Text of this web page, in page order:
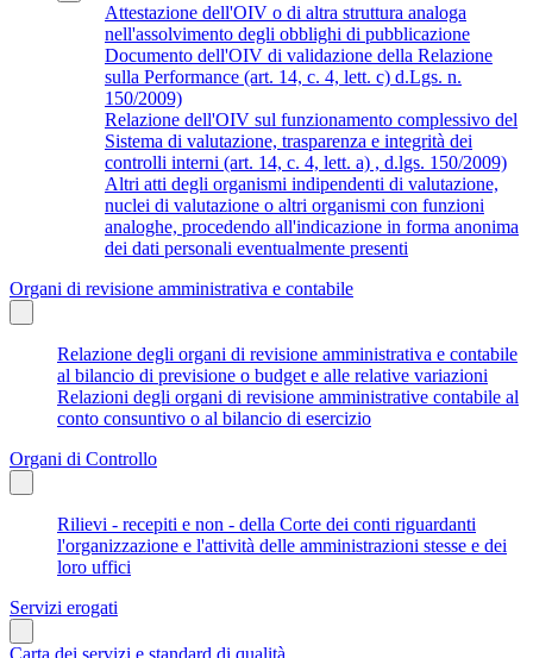
Attestazione dell'OIV o di altra struttura analoga
nell'assolvimento degli obblighi di pubblicazione
Documento dell'OIV di validazione della Relazione
sulla Performance (art. 14, c. 4, lett. c) d.Lgs. n.
150/2009)
Relazione dell'OIV sul funzionamento complessivo del
Sistema di valutazione, trasparenza e integrità dei
controlli interni (art. 14, c. 4, lett. a) , d.lgs. 150/2009)
Altri atti degli organismi indipendenti di valutazione,
nuclei di valutazione o altri organismi con funzioni
analoghe, procedendo all'indicazione in forma anonima
dei dati personali eventualmente presenti
Organi di revisione amministrativa e contabile
Relazione degli organi di revisione amministrativa e contabile
al bilancio di previsione o budget e alle relative variazioni
Relazioni degli organi di revisione amministrative contabile al
conto consuntivo o al bilancio di esercizio
Organi di Controllo
Rilievi - recepiti e non - della Corte dei conti riguardanti
l'organizzazione e l'attività delle amministrazioni stesse e dei
loro uffici
Servizi erogati
Carta dei servizi e standard di qualità